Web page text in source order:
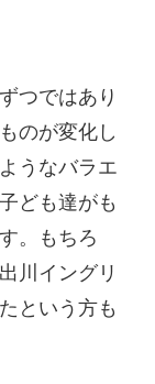
つではあり
のが変化し
うなバラエ
ども達がも
。
もちろ
川イングリ
という方も